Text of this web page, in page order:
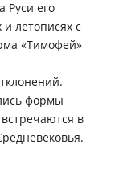
Руси его
летописях с
«Тимофей»
формы
в